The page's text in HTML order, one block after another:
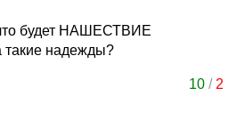
будет НАШЕСТВИЕ
такие надежды?
10 / 2